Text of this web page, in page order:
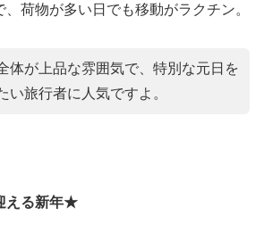
荷物が多い日でも移動がラクチン。
体が上品な雰囲気で、特別な元日を
い旅行者に人気ですよ。
える新年★